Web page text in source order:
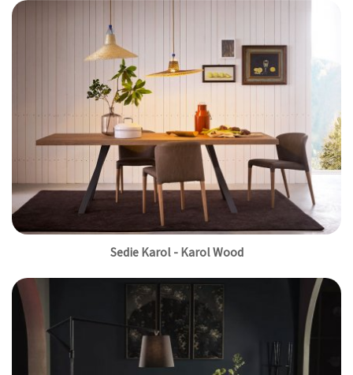
Sedie Karol - Karol Wood